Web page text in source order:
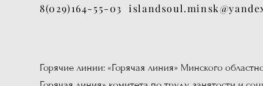
8(029)164-55-03
Горячие линии: «Горячая линия» Минского